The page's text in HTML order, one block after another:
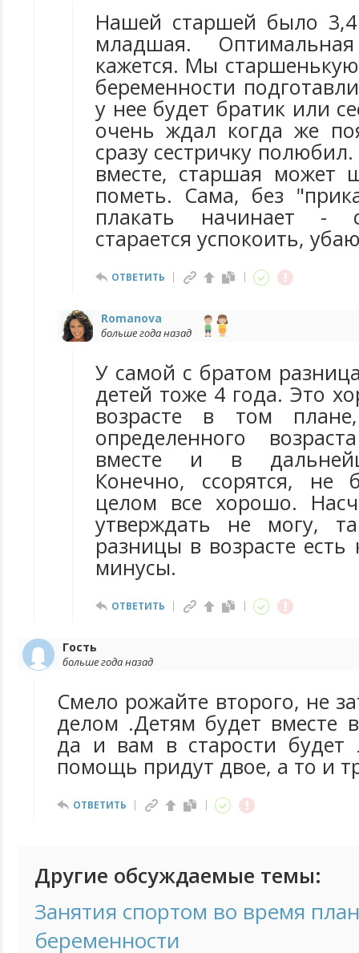
Нашей старшей было
младшая.
кажется. Мы
беременности
у нее будет братик или
очень ждал когда же
сразу сестричку
вместе, старшая может
пометь. Сама, без
плакать начинает -
старается успокоить,
ОТВЕТИТЬ
Romanova
больше года назад
У самой с братом
детей тоже 4 года. Это
возрасте в том
определенного
вместе и в
Конечно, ссорятся, не
целом все хорошо.
утверждать не могу,
разницы в возрасте
минусы.
ОТВЕТИТЬ
Гость
больше года назад
Смело рожайте второго, не
делом .Детям будет вместе
да и вам в старости будет
помощь придут двое, а то и
ОТВЕТИТЬ
Другие обсуждаемые темы:
Занятия спортом во время
беременности